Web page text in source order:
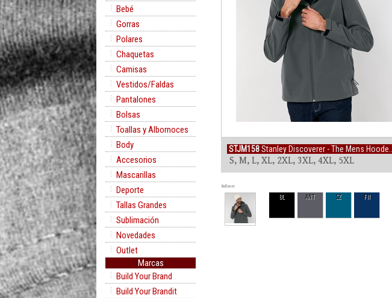
Bebé
Gorras
Polares
Chaquetas
Camisas
Vestidos/Faldas
Pantalones
Bolsas
Toallas y Albornoces
Body
Accesorios
Mascarillas
Deporte
Tallas Grandes
Sublimación
Novedades
Outlet
Marcas
Build Your Brand
Build Your Brandit
STJM158Stanley Discoverer - The Mens Hoode...
S, M, L, XL, 2XL, 3XL, 4XL, 5XL
Rollover
BL ANT SZ FN